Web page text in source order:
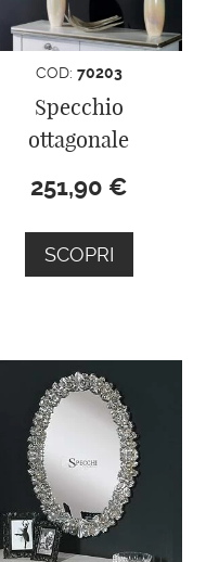
COD: 70203
Specchio
ottagonale
251,90 €
SCOPRI